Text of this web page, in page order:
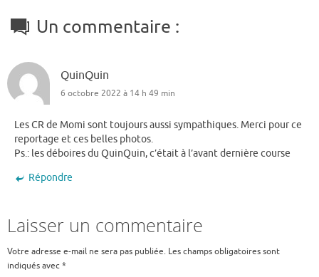
Un commentaire :
QuinQuin
6 octobre 2022 à 14 h 49 min
Les CR de Momi sont toujours aussi sympathiques. Merci pour ce
reportage et ces belles photos.
Ps.: les déboires du QuinQuin, c’était à l’avant dernière course
Répondre
Laisser un commentaire
Votre adresse e-mail ne sera pas publiée. Les champs obligatoires sont
indiqués avec*